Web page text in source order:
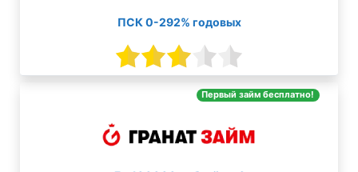
ПСК 0-292% годовых
Первый займ бесплатно!